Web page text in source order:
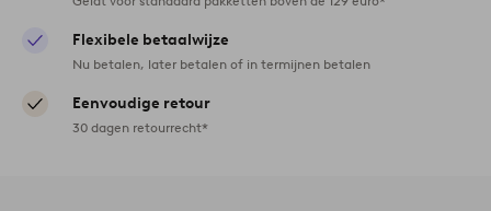
Flexibele betaalwijze
Nu betalen, later betalen of in termijnen betalen
Eenvoudige retour
30 dagen retourrecht*